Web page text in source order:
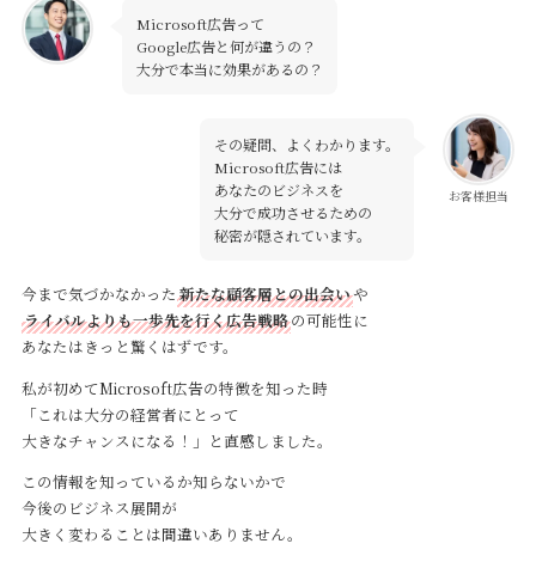
Microsoft広告って
Google広告と何が違うの？
大分で本当に効果があるの？
お客様担当
その疑問、よくわかります。
Microsoft広告には
あなたのビジネスを
大分で成功させるための
秘密が隠されています。
今まで気づかなかった 新たな顧客層との出会いや
ライバルよりも一歩先を行く広告戦略の可能性に
あなたはきっと驚くはずです。
私が初めてMicrosoft広告の特徴を知った時
「これは大分の経営者にとって
大きなチャンスになる！」と直感しました。
この情報を知っているか知らないかで
今後のビジネス展開が
大きく変わることは間違いありません。